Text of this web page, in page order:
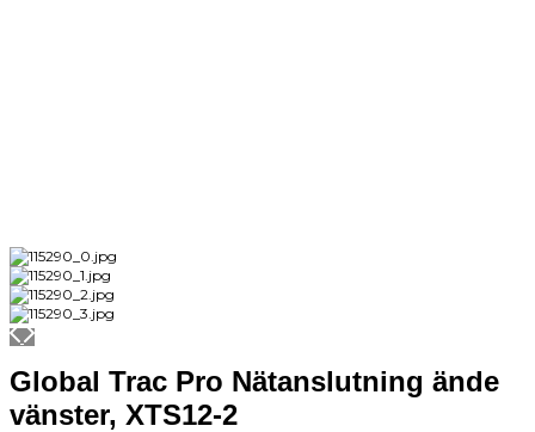
Global Trac Pro Nätanslutning ände
vänster, XTS12-2